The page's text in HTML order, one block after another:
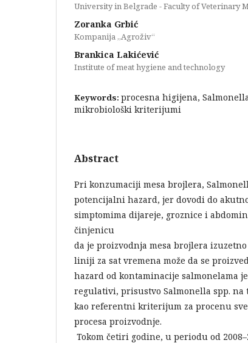
University in Belgrade - Faculty of Veterinary
Zoranka Grbić
Kompanija ,,Agroživ“
Brankica Lakićević
Institute of meat hygiene and technology
Keywords: procesna higijena,
mikrobiološki kriterijumi
Abstract
Pri konzumaciji mesa brojlera,
potencijalni hazard, jer dovodi do
simptomima dijareje, groznice i
činjenicu
da je proizvodnja mesa brojlera
liniji za sat vremena može da se
hazard od kontaminacije salmonelama
regulativi, prisustvo Salmonella spp.
kao referentni kriterijum za procenu
procesa proizvodnje.
Tokom četiri godine, u periodu od